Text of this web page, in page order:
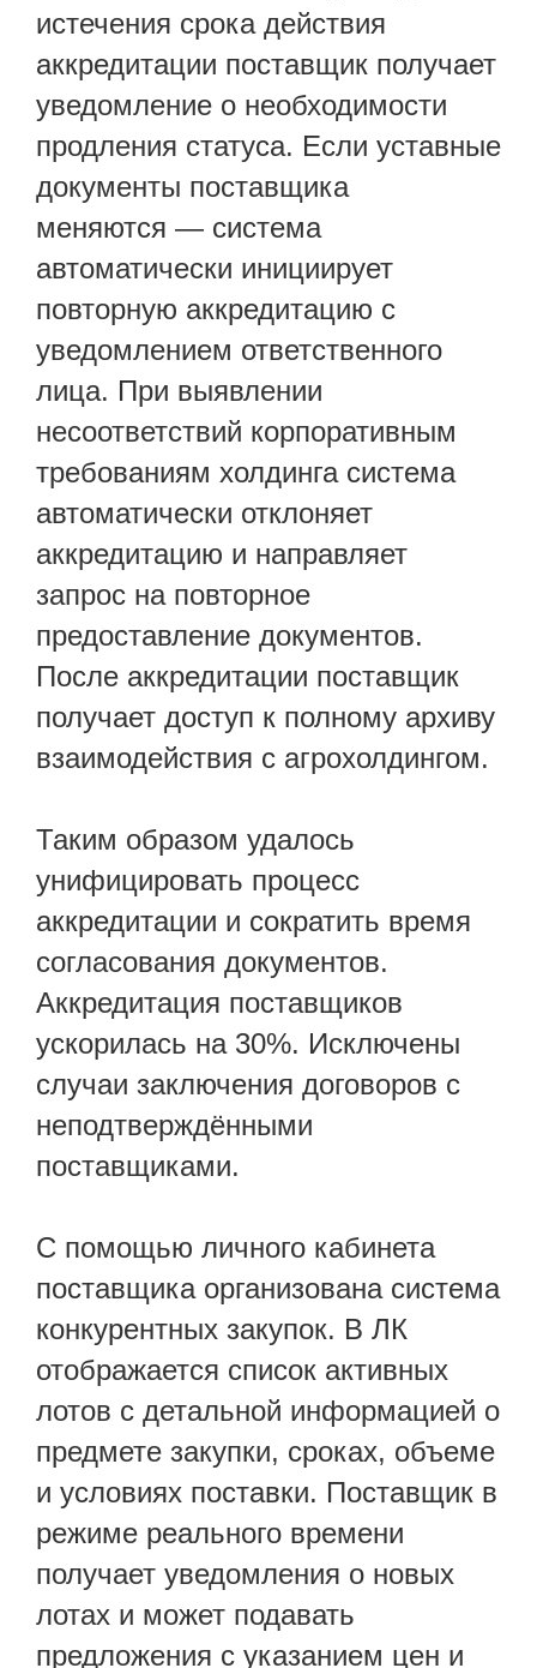
истечения срока действия
аккредитации поставщик получает
уведомление о необходимости
продления статуса. Если уставные
документы поставщика
меняются — система
автоматически инициирует
повторную аккредитацию с
уведомлением ответственного
лица. При выявлении
несоответствий корпоративным
требованиям холдинга система
автоматически отклоняет
аккредитацию и направляет
запрос на повторное
предоставление документов.
После аккредитации поставщик
получает доступ к полному архиву
взаимодействия с агрохолдингом.
Таким образом удалось
унифицировать процесс
аккредитации и сократить время
согласования документов.
Аккредитация поставщиков
ускорилась на 30%. Исключены
случаи заключения договоров с
неподтверждёнными
поставщиками.
С помощью личного кабинета
поставщика организована система
конкурентных закупок. В ЛК
отображается список активных
лотов с детальной информацией о
предмете закупки, сроках, объеме
и условиях поставки. Поставщик в
режиме реального времени
получает уведомления о новых
лотах и может подавать
предложения с указанием цен и